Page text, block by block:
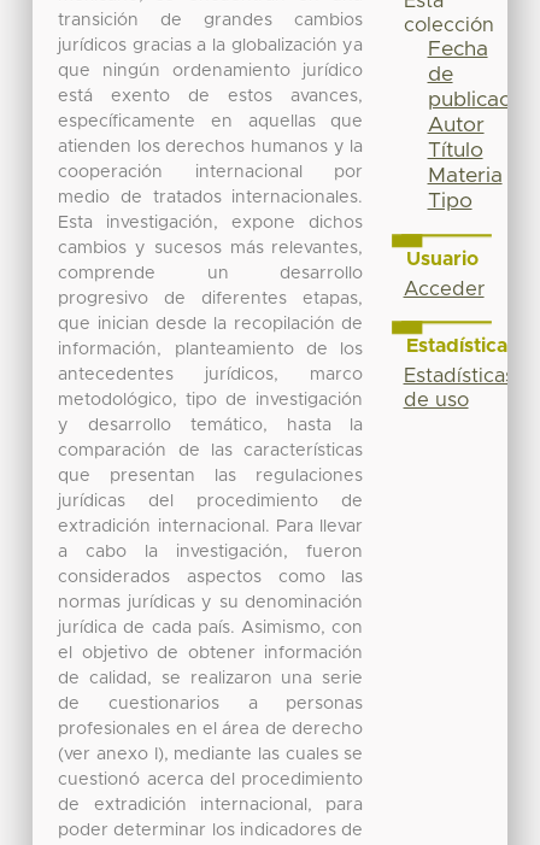
transición de grandes cambios
jurídicos gracias a la globalización ya
que ningún ordenamiento jurídico
está exento de estos avances,
específicamente en aquellas que
atienden los derechos humanos y la
cooperación internacional por
medio de tratados internacionales.
Esta investigación, expone dichos
cambios y sucesos más relevantes,
comprende un desarrollo
progresivo de diferentes etapas,
que inician desde la recopilación de
información, planteamiento de los
antecedentes jurídicos, marco
metodológico, tipo de investigación
y desarrollo temático, hasta la
comparación de las características
que presentan las regulaciones
jurídicas del procedimiento de
extradición internacional. Para llevar
a cabo la investigación, fueron
considerados aspectos como las
normas jurídicas y su denominación
jurídica de cada país. Asimismo, con
el objetivo de obtener información
de calidad, se realizaron una serie
de cuestionarios a personas
profesionales en el área de derecho
(ver anexo I), mediante las cuales se
cuestionó acerca del procedimiento
de extradición internacional, para
poder determinar los indicadores de
colección
Fecha
de
publicación
Autor
Título
Materia
Tipo
Usuario
Acceder
Estadísticas
Estadísticas
de uso